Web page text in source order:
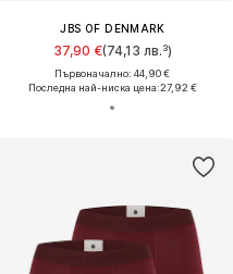
JBS OF DENMARK
37,90 €(74,13 лв.³)
Първоначално: 44,90 €
Последна най-ниска цена:27,92 €